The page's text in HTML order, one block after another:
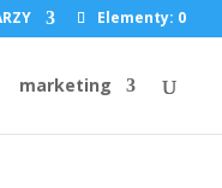
Elementy: 0
marketing